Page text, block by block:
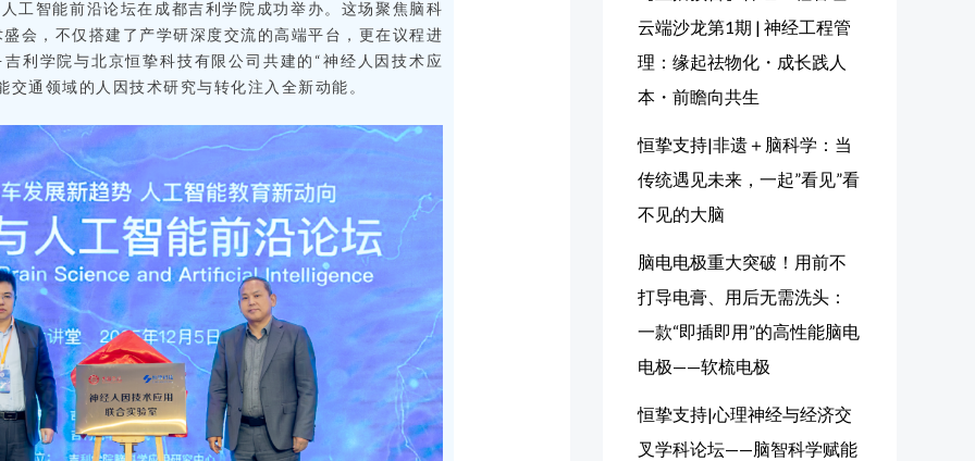
工智能前沿论坛在成都吉利学院成功举办。这场聚焦脑科
会，不仅搭建了产学研深度交流的高端平台，更在议程进
利学院与北京恒挚科技有限公司共建的“神经人因技术应
通领域的人因技术研究与转化注入全新动能。
云端沙龙第1期 | 神经工程管
理：缘起祛物化・成长践人
本・前瞻向共生
恒挚支持|非遗＋脑科学：当
传统遇见未来，一起”看见”看
不见的大脑
脑电电极重大突破！用前不
打导电膏、用后无需洗头：
一款“即插即用”的高性能脑电
电极——软梳电极
恒挚支持|心理神经与经济交
叉学科论坛——脑智科学赋能